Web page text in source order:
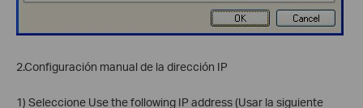
2.Configuración manual de la dirección IP
1) Seleccione Use the following IP address (Usar la siguiente